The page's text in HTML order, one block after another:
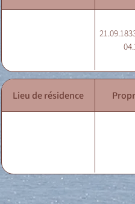
Lieu de résidence